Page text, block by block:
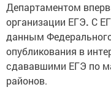
Департаментом
организации ЕГЭ. С
данным
опубликования в
сдававшими ЕГЭ по
районов.